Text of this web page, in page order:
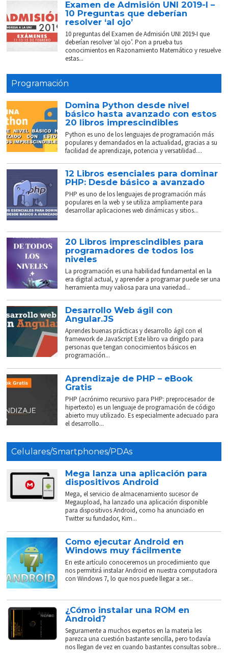
Examen de Admisión UNI 2019-I –
10 Preguntas que deberían
resolver ‘al ojo’
10 preguntas del Examen de Admisión UNI 2019-I que
deberían resolver ‘al ojo’. Pon a prueba tus
conocimientos en Razonamiento Matemático y resuelve
estas...
Programación
Domina Python desde nivel
básico hasta avanzado con estos
20 libros imprescindibles
Python es uno de los lenguajes de programación más
populares y demandados en la actualidad, gracias a su
facilidad de aprendizaje, potencia y versatilidad....
12 Libros esenciales para dominar
PHP: Desde básico a avanzado
PHP es uno de los lenguajes de programación más
populares en la web y se utiliza ampliamente para
desarrollar aplicaciones web dinámicas y sitios...
20 Libros imprescindibles para
programadores de todos los
niveles
La programación es una habilidad fundamental en la
era digital actual, y aprender a programar puede ser una
herramienta muy valiosa para una variedad...
Desarrollo Web ágil con
Angular.JS
Aprendes buenas prácticas y desarrollo ágil con el
framework de JavaScript Este libro va dirigdo para
personas que tengan conocimientos básicos en
programación...
Aprendizaje de PHP – eBook
Gratis
PHP (acrónimo recursivo para PHP: preprocesador de
hipertexto) es un lenguaje de programación de código
abierto muy utilizado. Es especialmente adecuado para
el desarrollo...
Celulares/Smartphones/PDAs
Mega lanza una aplicación para
dispositivos Android
Mega, el servicio de almacenamiento sucesor de
Megaupload, ha lanzado una aplicación disponible
para dispositivos Android, como ha anunciado en
Twitter su fundador, Kim...
Como ejecutar Android en
Windows muy fácilmente
En este artículo conoceremos un procedimiento que
nos permitirá instalar Android en nuestra computadora
con Windows 7, lo que nos puede llegar a ser...
¿Cómo instalar una ROM en
Android?
Seguramente a muchos expertos en la materia les
parezca una cuestión bastante sencilla, pero todavía
nos llegan de vez en cuando bastantes consultas sobre...